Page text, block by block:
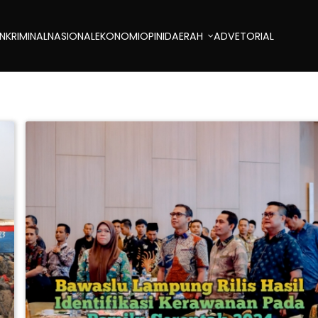
KRIMINALNASIONALEKONOMIOPINIDAERAH ADVETORIAL